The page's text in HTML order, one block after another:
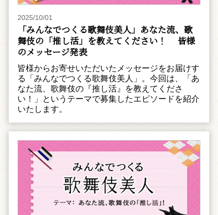
2025/10/01
「みんなでつくる歌舞伎美人」あなた流、歌
舞伎の「推し活」を教えてください！ 皆様
のメッセージ発表
皆様からお寄せいただいたメッセージをお届けす
る「みんなでつくる歌舞伎美人」。今回は、「あ
なた流、歌舞伎の『推し活』を教えてくださ
い！」というテーマで募集したエピソードを紹介
いたします。